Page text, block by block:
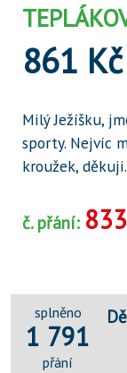
861 Kč
Milý Ježíšku,
sporty. Nejvíc
kroužek, děkuji.
č. přání: 833
splněno
1 791
přání